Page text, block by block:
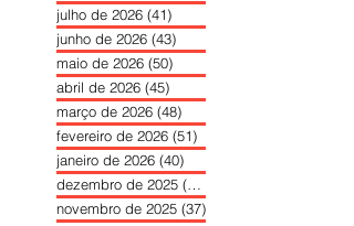
julho de 2026 (41)
junho de 2026 (43)
maio de 2026 (50)
abril de 2026 (45)
março de 2026 (48)
fevereiro de 2026 (51)
janeiro de 2026 (40)
dezembro de 2025 (39)
novembro de 2025 (37)